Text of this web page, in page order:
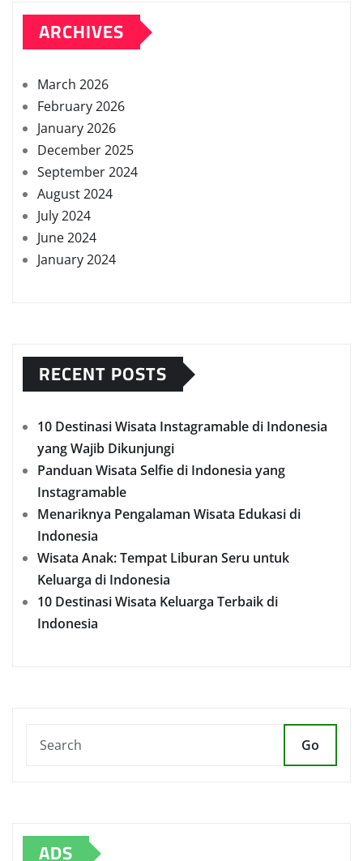
ARCHIVES
March 2026
February 2026
January 2026
December 2025
September 2024
August 2024
July 2024
June 2024
January 2024
RECENT POSTS
10 Destinasi Wisata Instagramable di Indonesia
yang Wajib Dikunjungi
Panduan Wisata Selfie di Indonesia yang
Instagramable
Menariknya Pengalaman Wisata Edukasi di
Indonesia
Wisata Anak: Tempat Liburan Seru untuk
Keluarga di Indonesia
10 Destinasi Wisata Keluarga Terbaik di
Indonesia
Go
ADS